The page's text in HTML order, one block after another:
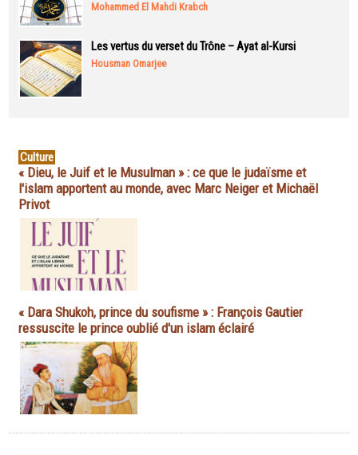
Mohammed El Mahdi Krabch
Les vertus du verset du Trône – Ayat al-Kursi
Housman Omarjee
Culture
« Dieu, le Juif et le Musulman » : ce que le judaïsme et
l'islam apportent au monde, avec Marc Neiger et Michaël
Privot
« Dara Shukoh, prince du soufisme » : François Gautier
ressuscite le prince oublié d'un islam éclairé